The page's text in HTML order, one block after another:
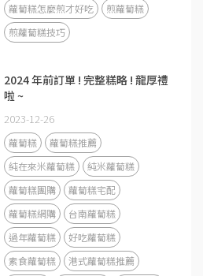
蘿蔔糕怎麼煎才好吃
煎蘿蔔糕
煎蘿蔔糕技巧
2024 年前訂單​ ! 完整糕略 ! 龍厚禮
啦 ~
2023-12-26
蘿蔔糕
蘿蔔糕推薦
純在來米蘿蔔糕
純米蘿蔔糕
蘿蔔糕團購
蘿蔔糕宅配
蘿蔔糕網購
台南蘿蔔糕
過年蘿蔔糕
好吃蘿蔔糕
素食蘿蔔糕
港式蘿蔔糕推薦